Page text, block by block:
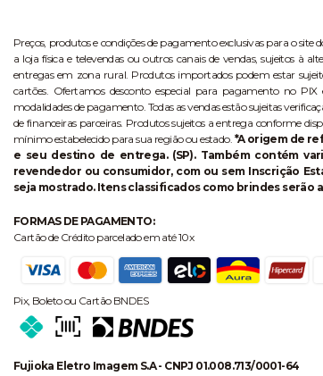
Preços, produtos e condições de pagamento exclusivas para o
a loja física e televendas ou outros canais de vendas, sujeitos à
entregas em zona rural. Produtos importados podem estar
cartões. Ofertamos desconto especial para pagamento no
modalidades de pagamento. Todas as vendas estão sujeitas
de financeiras parceiras. Produtos sujeitos a entrega conforme
mínimo estabelecido para sua região ou estado. *A origem de
e seu destino de entrega. (SP). Também contém
revendedor ou consumidor, com ou sem Inscrição
seja mostrado. Itens classificados como brindes serão
FORMAS DE PAGAMENTO:
Cartão de Crédito parcelado em até 10x
Pix, Boleto ou Cartão BNDES
Fujioka Eletro Imagem S.A - CNPJ 01.008.713/0001-64